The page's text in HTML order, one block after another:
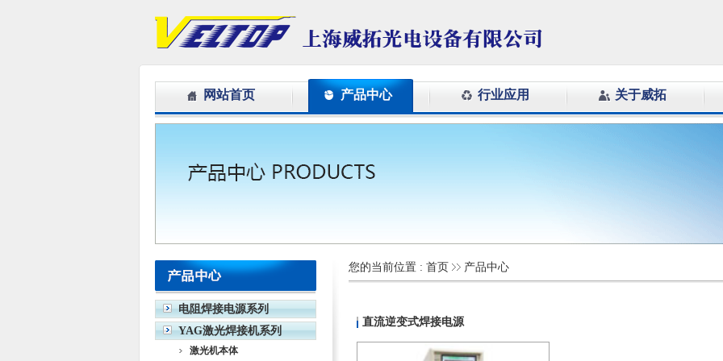
网站首页 产品中心 行业应用 关于威拓
电阻焊接电源系列
YAG激光焊接机系列
激光机本体
您的当前位置 : 首页 产品中心
直流逆变式焊接电源